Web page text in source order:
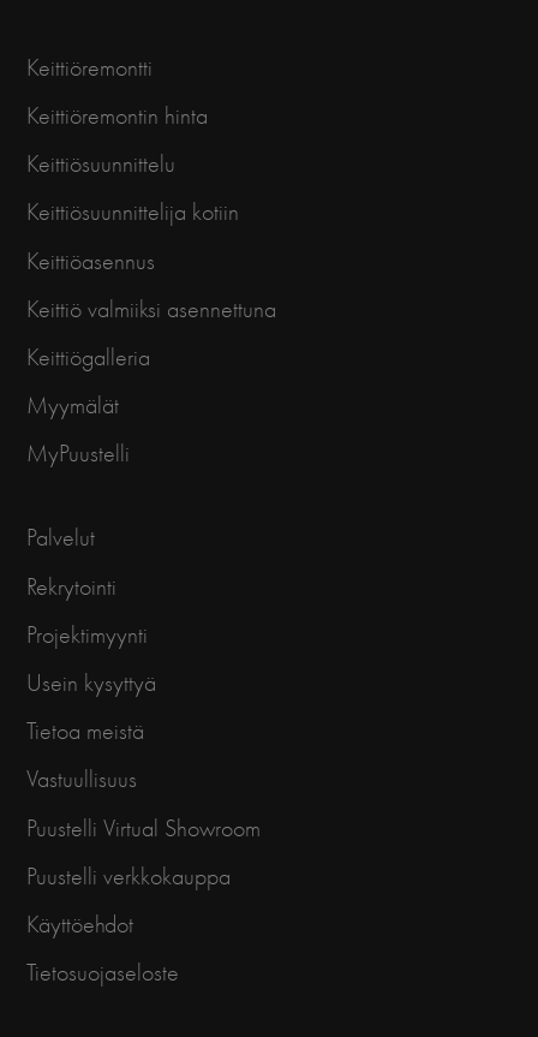
Keittiöremontti
Keittiöremontin hinta
Keittiösuunnittelu
Keittiösuunnittelija kotiin
Keittiöasennus
Keittiö valmiiksi asennettuna
Keittiögalleria
Myymälät
MyPuustelli
Palvelut
Rekrytointi
Projektimyynti
Usein kysyttyä
Tietoa meistä
Vastuullisuus
Puustelli Virtual Showroom
Puustelli verkkokauppa
Käyttöehdot
Tietosuojaseloste